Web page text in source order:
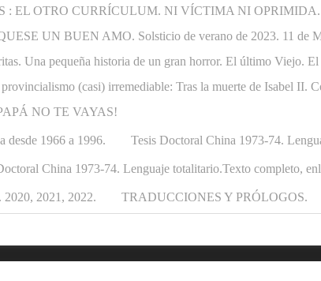
EL OTRO CURRÍCULUM. NI VÍCTIMA NI OPRIMIDA.
UN BUEN AMO. Solsticio de verano de 2023. 11 de
Una pequeña historia de un gran horror. El último Viejo.
(casi) irremediable: Tras la muerte de Isabel II.
NO TE VAYAS!
desde 1966 a 1996. Tesis Doctoral China 1973-74.
China 1973-74. Lenguaje totalitario.Texto completo,
2021, 2022. TRADUCCIONES Y PRÓLOGOS.